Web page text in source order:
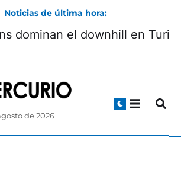
Noticias de última hora:
dominan el downhill en Turi
de 2026